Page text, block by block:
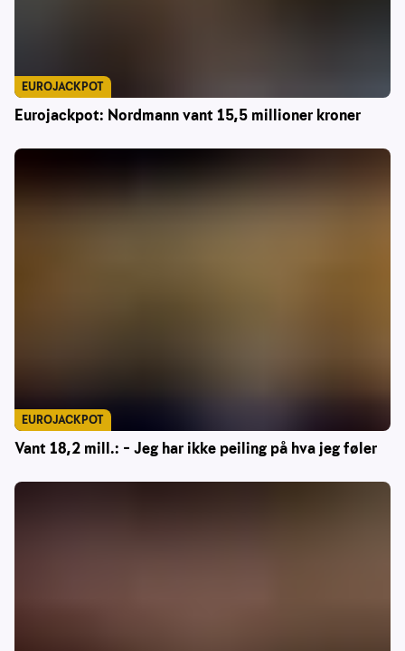
Eurojackpot: Nordmann vant 15,5 millioner kroner
EUROJACKPOT
Vant 18,2 mill.: – Jeg har ikke peiling på hva jeg føler
EUROJACKPOT